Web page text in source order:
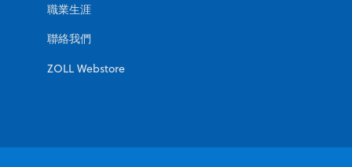
使用量身定製的
軟體，提高患者
使用量身定製的
軟體，提高患者
使用量身定製的
軟體，提高患者
職業生涯
聯絡我們
ZOLL Webstore